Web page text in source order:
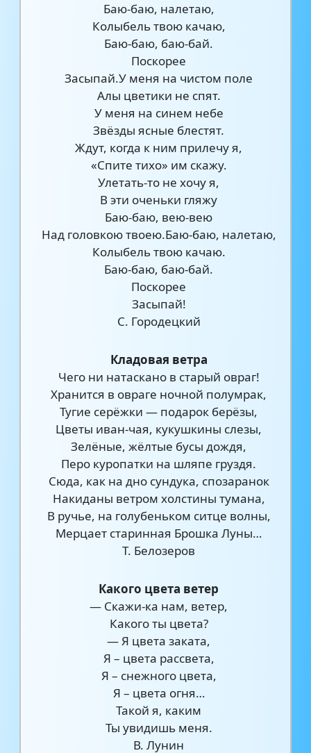
Баю-баю, налетаю,
Колыбель твою качаю,
Баю-баю, баю-бай.
Поскорее
Засыпай.У меня на чистом поле
Алы цветики не спят.
У меня на синем небе
Звёзды ясные блестят.
Ждут, когда к ним прилечу я,
«Спите тихо» им скажу.
Улетать-то не хочу я,
В эти оченьки гляжу
Баю-баю, вею-вею
Над головкою твоею.Баю-баю, налетаю,
Колыбель твою качаю.
Баю-баю, баю-бай.
Поскорее
Засыпай!
С. Городецкий
Кладовая ветра
Чего ни натаскано в старый овраг!
Хранится в овраге ночной полумрак,
Тугие серёжки — подарок берёзы,
Цветы иван-чая, кукушкины слезы,
Зелёные, жёлтые бусы дождя,
Перо куропатки на шляпе груздя.
Сюда, как на дно сундука, спозаранок
Накиданы ветром холстины тумана,
В ручье, на голубеньком ситце волны,
Мерцает старинная Брошка Луны…
Т. Белозеров
Какого цвета ветер
— Скажи-ка нам, ветер,
Какого ты цвета?
— Я цвета заката,
Я – цвета рассвета,
Я – снежного цвета,
Я – цвета огня…
Такой я, каким
Ты увидишь меня.
В. Лунин